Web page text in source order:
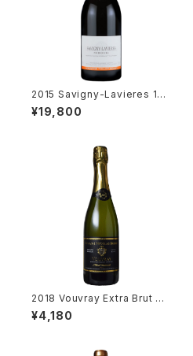
2015 Savigny-Lavieres 1er
Cru / Dm. Tollot Beaut
¥19,800
2018 Vouvray Extra Brut Re
serve / Dm. Brunet
¥4,180